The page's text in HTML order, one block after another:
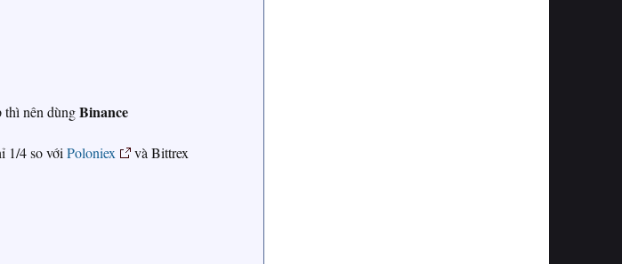
thì nên dùngBinance
1/4 so với Poloniex và Bittrex